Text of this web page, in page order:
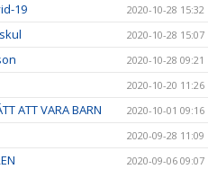
19 2020-10-28 15:32
2020-10-28 15:07
2020-10-28 09:21
2020-10-20 11:26
ATT VARA BARN 2020-10-01 09:16
2020-09-28 11:09
2020-09-06 09:07